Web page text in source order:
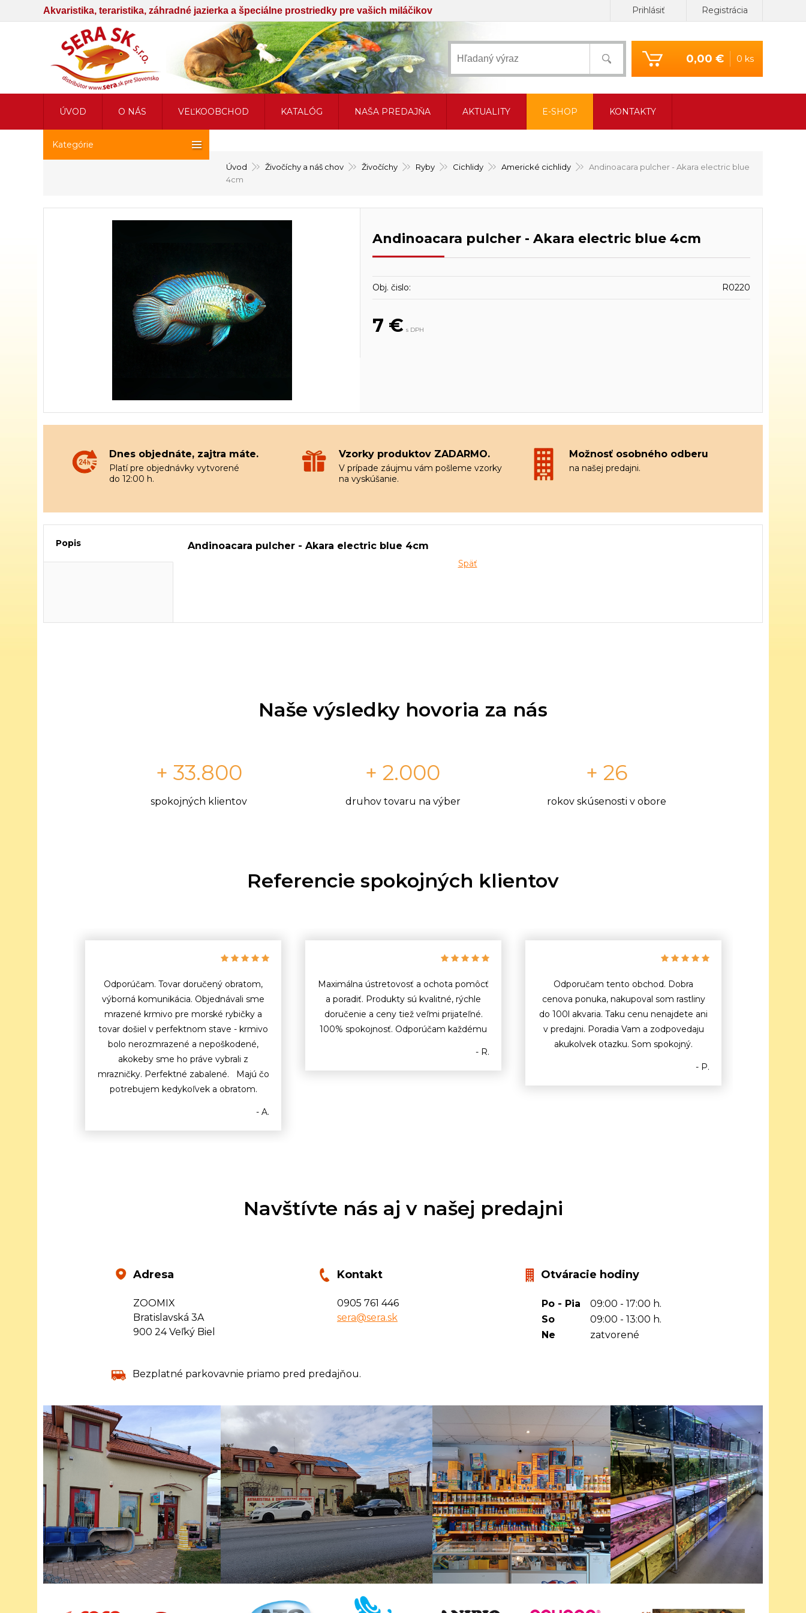
Akvaristika, teraristika, záhradné jazierka a špeciálne prostriedky pre vašich miláčikov Prihlásiť Registrácia
0,00 € 0 ks
Úvod Živočíchy a náš chov Živočíchy Ryby Cichlidy Americké cichlidy
Andinoacara pulcher - Akara electric blue
4cm
Andinoacara pulcher - Akara electric blue 4cm
Obj. čislo: R0220
7 € s DPH
Dnes objednáte, zajtra máte.
Platí pre objednávky vytvorené
do 12:00 h.
Vzorky produktov ZADARMO.
V prípade záujmu vám pošleme vzorky
na vyskúšanie.
Možnosť osobného odberu
na našej predajni.
Popis Andinoacara pulcher - Akara electric blue 4cm
Späť
Kategórie
Naše výsledky hovoria za nás
+ 33.800
spokojných klientov
+ 2.000
druhov tovaru na výber
+ 26
rokov skúsenosti v obore
Referencie spokojných klientov
Odporúčam. Tovar doručený obratom,
výborná komunikácia. Objednávali sme
mrazené krmivo pre morské rybičky a
tovar došiel v perfektnom stave - krmivo
bolo nerozmrazené a nepoškodené,
akokeby sme ho práve vybrali z
mrazničky. Perfektné zabalené. Majú čo
potrebujem kedykoľvek a obratom.
- A.
Maximálna ústretovosť a ochota pomôcť
a poradiť. Produkty sú kvalitné, rýchle
doručenie a ceny tiež veľmi prijateľné.
100% spokojnosť. Odporúčam každému
- R.
Odporučam tento obchod. Dobra
cenova ponuka, nakupoval som rastliny
do 100l akvaria. Taku cenu nenajdete ani
v predajni. Poradia Vam a zodpovedaju
akukolvek otazku. Som spokojný.
- P.
Navštívte nás aj v našej predajni
Adresa
ZOOMIX
Bratislavská 3A
900 24 Veľký Biel
Kontakt
0905 761 446
sera@sera.sk
Otváracie hodiny
Po - Pia
09:00 - 17:00 h.
So
09:00 - 13:00 h.
Ne
zatvorené
Bezplatné parkovavnie priamo pred predajňou.
ÚVOD O NÁS VEĽKOOBCHOD KATALÓG NAŠA PREDAJŇA AKTUALITY E-SHOP KONTAKTY